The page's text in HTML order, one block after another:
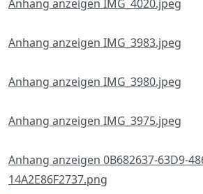
Anhang anzeigen IMG_4020.jpeg
Anhang anzeigen IMG_3983.jpeg
Anhang anzeigen IMG_3980.jpeg
Anhang anzeigen IMG_3975.jpeg
Anhang anzeigen 0B682637-63D9-
14A2E86F2737.png